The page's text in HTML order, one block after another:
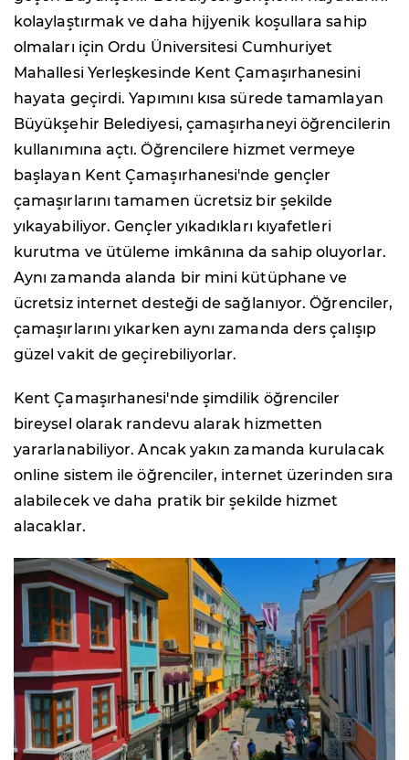
kolaylaştırmak ve daha hijyenik koşullara sahip
olmaları için Ordu Üniversitesi Cumhuriyet
Mahallesi Yerleşkesinde Kent Çamaşırhanesini
hayata geçirdi. Yapımını kısa sürede tamamlayan
Büyükşehir Belediyesi, çamaşırhaneyi öğrencilerin
kullanımına açtı. Öğrencilere hizmet vermeye
başlayan Kent Çamaşırhanesi'nde gençler
çamaşırlarını tamamen ücretsiz bir şekilde
yıkayabiliyor. Gençler yıkadıkları kıyafetleri
kurutma ve ütüleme imkânına da sahip oluyorlar.
Aynı zamanda alanda bir mini kütüphane ve
ücretsiz internet desteği de sağlanıyor. Öğrenciler,
çamaşırlarını yıkarken aynı zamanda ders çalışıp
güzel vakit de geçirebiliyorlar.
Kent Çamaşırhanesi'nde şimdilik öğrenciler
bireysel olarak randevu alarak hizmetten
yararlanabiliyor. Ancak yakın zamanda kurulacak
online sistem ile öğrenciler, internet üzerinden sıra
alabilecek ve daha pratik bir şekilde hizmet
alacaklar.